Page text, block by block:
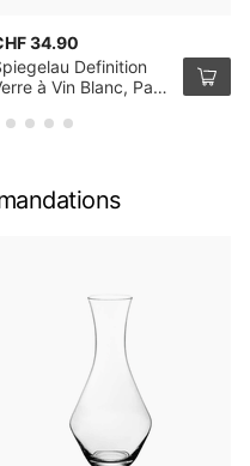
34.90
Definition
à Vin Blanc, Pack